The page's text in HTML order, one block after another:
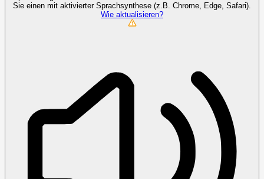
Sie einen mit aktivierter Sprachsynthese (z.B. Chrome, Edge, Safari).
Wie aktualisieren?